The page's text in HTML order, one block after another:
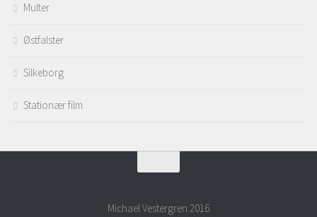
Multer
Østfalster
Silkeborg
Stationær film
Michael Vestergren 2016